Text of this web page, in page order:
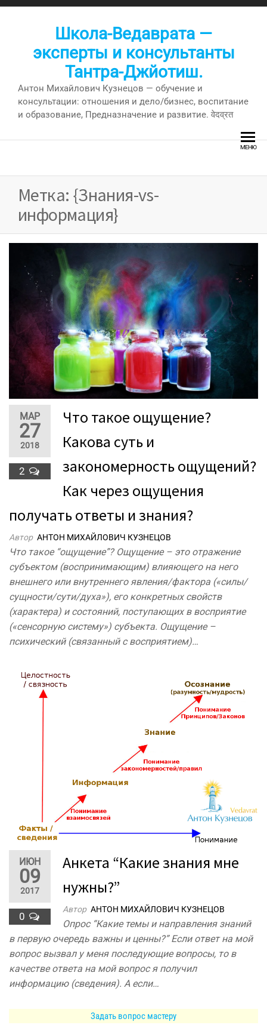
Перейти
Школа-Ведаврата —
эксперты и консультанты
Тантра-Джйотиш.
Антон Михайлович Кузнецов — обучение и
консультации: отношения и дело/бизнес, воспитание
и образование, Предназначение и развитие. वेदव्रत
МЕНЮ
Метка: {Знания-vs-
информация}
МАР
27
2018
2
Что такое ощущение?
Какова суть и
закономерность ощущений?
Как через ощущения
получать ответы и знания?
Автор АНТОН МИХАЙЛОВИЧ КУЗНЕЦОВ
Что такое “ощущение”? Ощущение – это отражение
субъектом (воспринимающим) влияющего на него
внешнего или внутреннего явления/фактора («силы/
сущности/сути/духа»), его конкретных свойств
(характера) и состояний, поступающих в восприятие
(«сенсорную систему») субъекта. Ощущение –
психический (связанный с восприятием)…
ИЮН
09
2017
0
Анкета “Какие знания мне
нужны?”
Автор АНТОН МИХАЙЛОВИЧ КУЗНЕЦОВ
Опрос “Какие темы и направления знаний
в первую очередь важны и ценны?” Если ответ на мой
вопрос вызвал у меня последующие вопросы, то в
качестве ответа на мой вопрос я получил
информацию (сведения). А если…
Задать вопрос мастеру